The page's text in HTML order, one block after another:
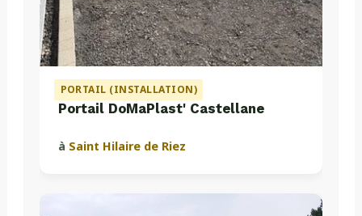
PORTAIL (INSTALLATION)
Portail DoMaPlast' Castellane
à Saint Hilaire de Riez